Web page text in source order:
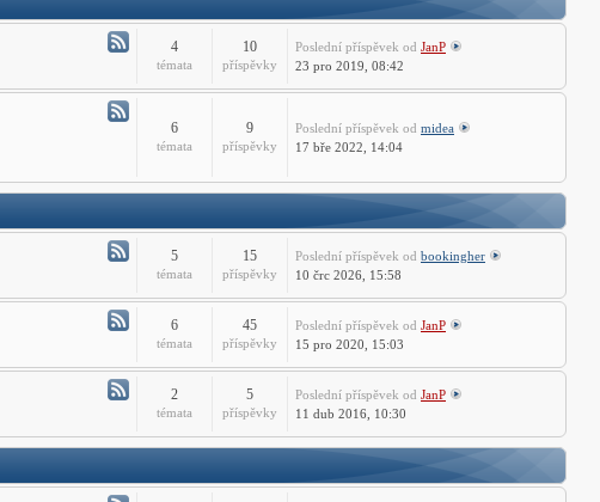
Atom
-
Fórum
4
témata
10
příspěvky
Poslední příspěvek od JanP
23 pro 2019, 08:42
CAD
6
témata
9
příspěvky
Poslední příspěvek od midea
17 bře 2022, 14:04
Atom
-
CADprofi
Fórum
5
témata
15
příspěvky
Poslední příspěvek od bookingher
10 črc 2026, 15:58
Atom
-
Fórum
6
témata
45
příspěvky
Poslední příspěvek od JanP
15 pro 2020, 15:03
Atom
-
2
témata
5
příspěvky
Poslední příspěvek od JanP
11 dub 2016, 10:30